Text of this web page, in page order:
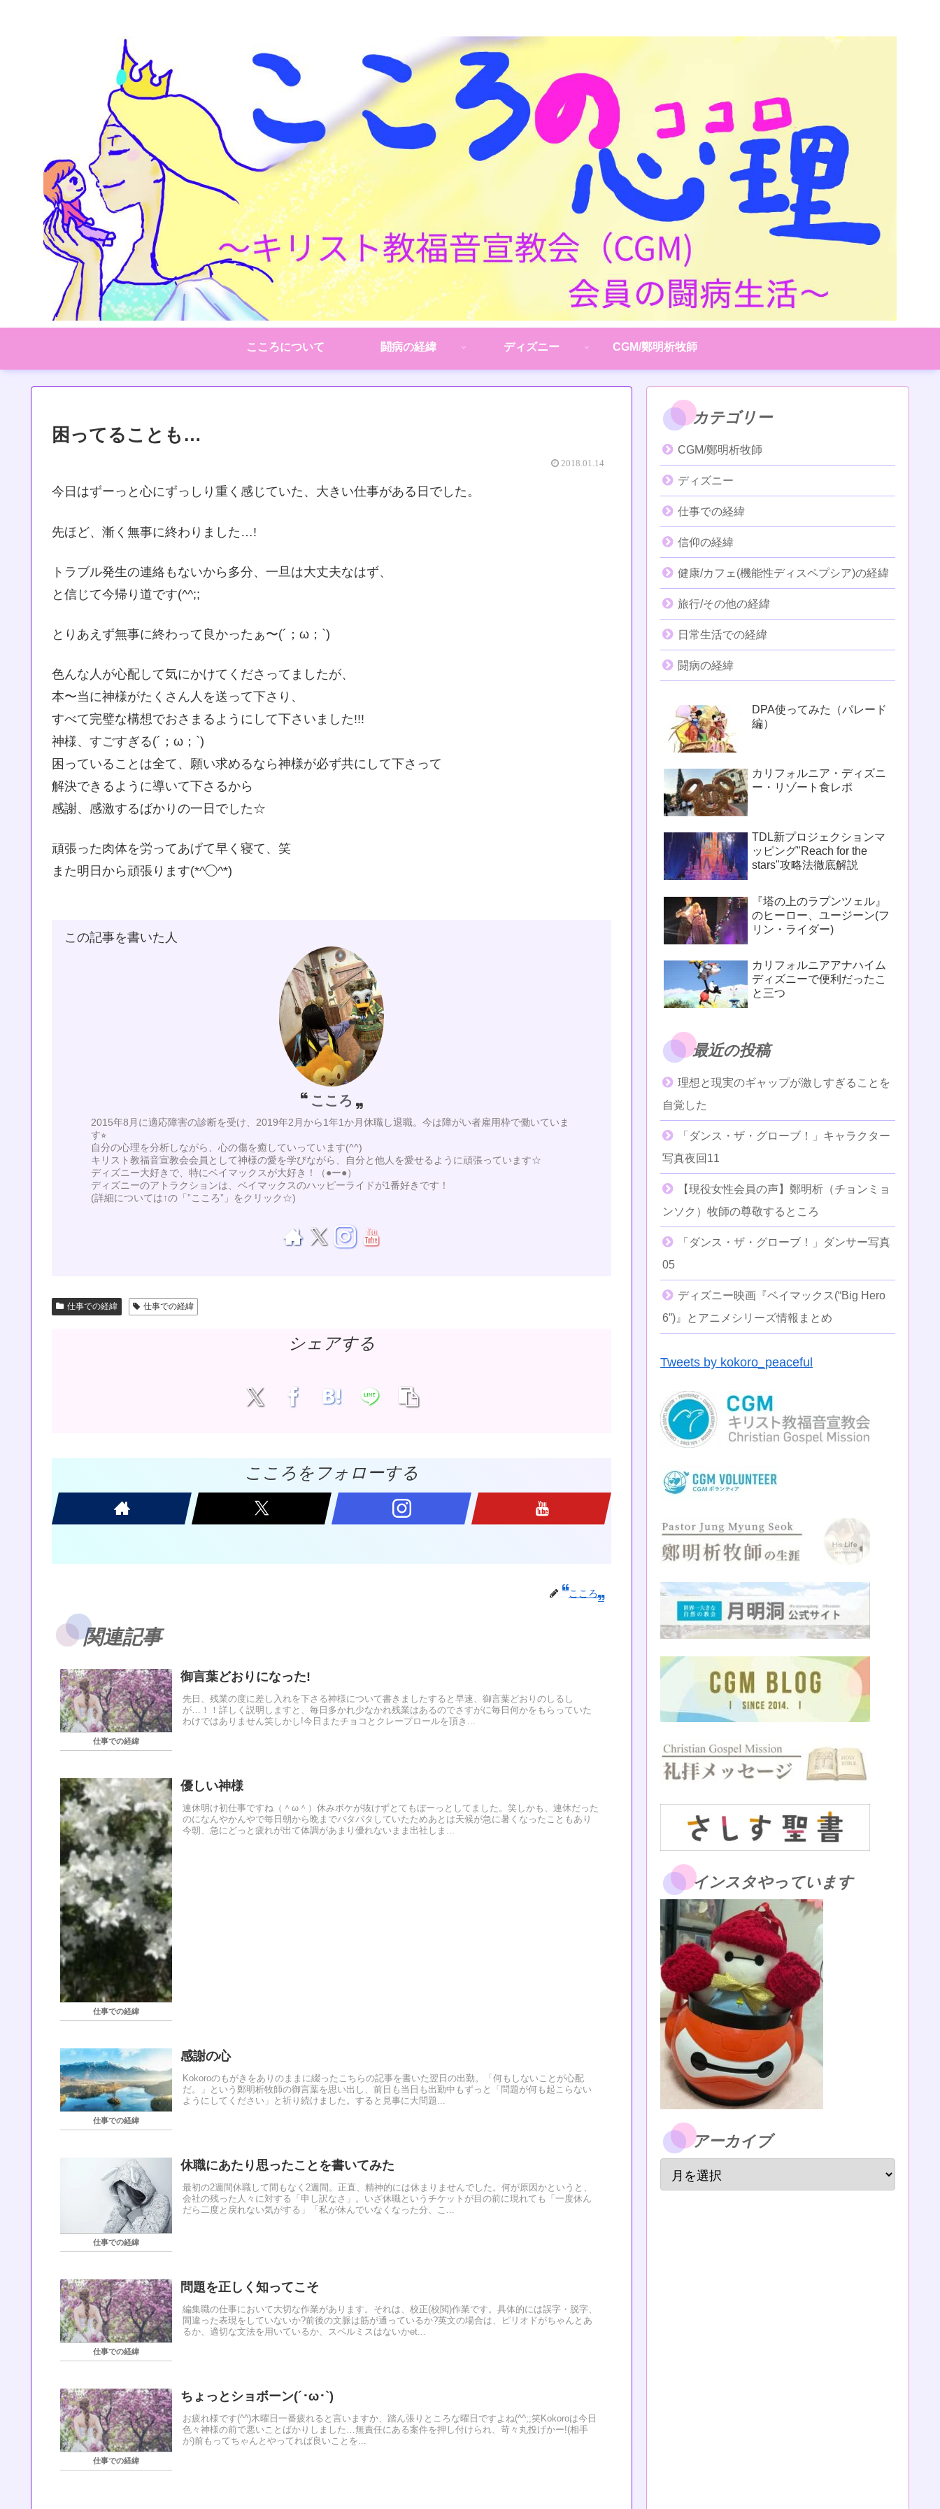
こころについて 闘病の経緯 ディズニー CGM/鄭明析牧師
困ってることも…
2018.01.14
今日はずーっと心にずっしり重く感じていた、大きい仕事がある日でした。
先ほど、漸く無事に終わりました…!
トラブル発生の連絡もないから多分、一旦は大丈夫なはず、
と信じて今帰り道です(^^;;
とりあえず無事に終わって良かったぁ〜(´；ω；`)
色んな人が心配して気にかけてくださってましたが、
本〜当に神様がたくさん人を送って下さり、
すべて完璧な構想でおさまるようにして下さいました!!!
神様、すごすぎる(´；ω；`)
困っていることは全て、願い求めるなら神様が必ず共にして下さって
解決できるように導いて下さるから
感謝、感激するばかりの一日でした☆
頑張った肉体を労ってあげて早く寝て、笑
また明日から頑張ります(*^◯^*)
この記事を書いた人
こころ
2015年8月に適応障害の診断を受け、2019年2月から1年1か月休職し退職。今は障がい者雇用枠で働いていま
す⭐︎
自分の心理を分析しながら、心の傷を癒していっています(^^)
キリスト教福音宣教会会員として神様の愛を学びながら、自分と他人を愛せるように頑張っています☆
ディズニー大好きで、特にベイマックスが大好き！（●ー●）
ディズニーのアトラクションは、ベイマックスのハッピーライドが1番好きです！
(詳細については↑の「”こころ”」をクリック☆)
仕事での経緯 仕事での経緯
シェアする
こころをフォローする
こころ
関連記事
仕事での経緯
御言葉どおりになった!
先日、残業の度に差し入れを下さる神様について書きましたすると早速、御言葉どおりのしるし
が…！！詳しく説明しますと、毎日多かれ少なかれ残業はあるのでさすがに毎日何かをもらっていた
わけではありません笑しかし!今日またチョコとクレープロールを頂き...
仕事での経緯
優しい神様
連休明け初仕事ですね（＾ω＾）休みボケが抜けずとてもぼーっとしてました。笑しかも、連休だった
のになんやかんやで毎日朝から晩までバタバタしていたためあとは天候が急に暑くなったこともあり
今朝、急にどっと疲れが出て体調があまり優れないまま出社しま...
仕事での経緯
感謝の心
Kokoroのもがきをありのままに綴ったこちらの記事を書いた翌日の出勤。「何もしないことが心配
だ。」という鄭明析牧師の御言葉を思い出し、前日も当日も出勤中もずっと「問題が何も起こらない
ようにしてください」と祈り続けました。すると見事に大問題...
仕事での経緯
休職にあたり思ったことを書いてみた
最初の2週間休職して間もなく2週間。正直、精神的には休まりませんでした。何が原因かというと、
会社の残った人々に対する「申し訳なさ」。いざ休職というチケットが目の前に現れても「一度休ん
だら二度と戻れない気がする」「私が休んでいなくなった分、こ...
仕事での経緯
問題を正しく知ってこそ
編集職の仕事において大切な作業があります。それは、校正(校閲)作業です。具体的には誤字・脱字、
間違った表現をしていないか?前後の文脈は筋が通っているか?英文の場合は、ピリオドがちゃんとあ
るか、適切な文法を用いているか、スペルミスはないかet...
仕事での経緯
ちょっとショボーン(´･ω･`)
お疲れ様です(^^)木曜日一番疲れると言いますか、踏ん張りところな曜日ですよね(^^;;笑Kokoroは今日
色々神様の前で悪いことばかりしました…無責任にある案件を押し付けられ、苛々丸投げかー!(相手
が)前もってちゃんとやってれば良いことを...
カテゴリー
CGM/鄭明析牧師
ディズニー
仕事での経緯
信仰の経緯
健康/カフェ(機能性ディスペプシア)の経緯
旅行/その他の経緯
日常生活での経緯
闘病の経緯
DPA使ってみた（パレード
編）
カリフォルニア・ディズニ
ー・リゾート食レポ
TDL新プロジェクションマ
ッピング"Reach for the
stars"攻略法徹底解説
『塔の上のラプンツェル』
のヒーロー、ユージーン(フ
リン・ライダー)
カリフォルニアアナハイム
ディズニーで便利だったこ
と三つ
最近の投稿
理想と現実のギャップが激しすぎることを
自覚した
「ダンス・ザ・グローブ！」キャラクター
写真夜回11
【現役女性会員の声】鄭明析（チョンミョ
ンソク）牧師の尊敬するところ
「ダンス・ザ・グローブ！」ダンサー写真
05
ディズニー映画『ベイマックス(“Big Hero
6”)』とアニメシリーズ情報まとめ
Tweets by kokoro_peaceful
インスタやっています
アーカイブ